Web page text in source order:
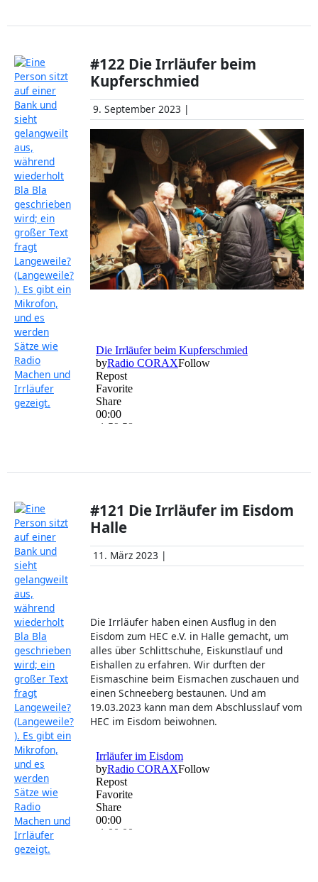
#122 Die Irrläufer beim
Kupferschmied
9. September 2023 |
#121 Die Irrläufer im Eisdom
Halle
11. März 2023 |
Die Irrläufer haben einen Ausflug in den
Eisdom zum HEC e.V. in Halle gemacht, um
alles über Schlittschuhe, Eiskunstlauf und
Eishallen zu erfahren. Wir durften der
Eismaschine beim Eismachen zuschauen und
einen Schneeberg bestaunen. Und am
19.03.2023 kann man dem Abschlusslauf vom
HEC im Eisdom beiwohnen.